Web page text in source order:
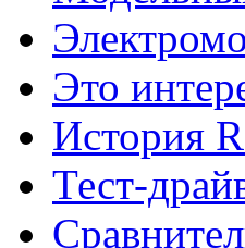
Это
История
Тест-